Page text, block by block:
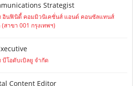
Strategist
อินฟินิตี้ คอมมิวนิเคชั่นส์ แอนด์ คอนซัลแทนส์
สาขา 001 กรุงเทพฯ)
บีโอดับเบิลยู จำกัด
Content Editor